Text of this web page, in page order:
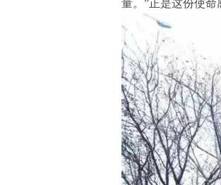
量。”正是这份使命